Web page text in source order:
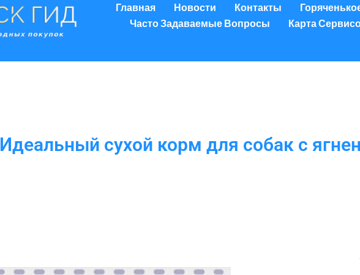
Главная Новости Контакты
Часто Задаваемые Вопросы
Карта
Идеальный сухой корм для собак с